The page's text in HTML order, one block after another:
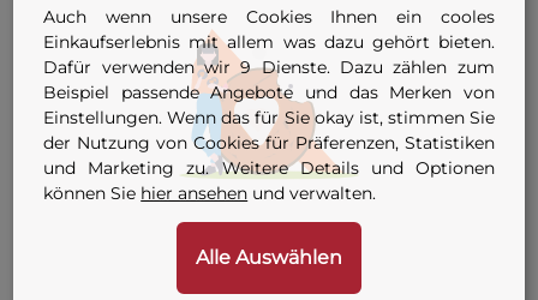
DN 125
Vakuumglocke
Rundnaht DN 125
DN 150
Vakuumglocke
Rundnaht DN 150
Vakuumglocke
Rundnaht DN 200
Auch wenn unsere Cookies Ihnen ein cooles
Einkaufserlebnis mit allem was dazu gehört bieten.
Dafür verwenden wir 9 Dienste. Dazu zählen zum
Beispiel passende Angebote und das Merken von
Einstellungen. Wenn das für Sie okay ist, stimmen Sie
der Nutzung von Cookies für Präferenzen, Statistiken
und Marketing zu. Weitere Details und Optionen
können Sie hier ansehen und verwalten.
Alle Auswählen